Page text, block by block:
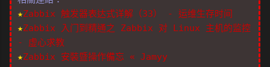
★Zabbix 触发器表达式详解（33） - 运维生存时间
★Zabbix 入门到精通之 Zabbix 对 Linux 主机的监控
- 虚心求教
★Zabbix 安裝暨操作備忘 « Jamyy